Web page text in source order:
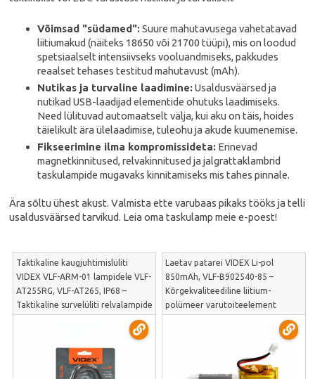
Võimsad "südamed":Suure mahutavusega vahetatavad
liitiumakud (näiteks 18650 või 21700 tüüpi), mis on loodud
spetsiaalselt intensiivseks vooluandmiseks, pakkudes
reaalset tehases testitud mahutavust (mAh).
Nutikas ja turvaline laadimine:Usaldusväärsed ja
nutikad USB-laadijad elementide ohutuks laadimiseks.
Need lülituvad automaatselt välja, kui aku on täis, hoides
täielikult ära ülelaadimise, tuleohu ja akude kuumenemise.
Fikseerimine ilma kompromissideta: Erinevad
magnetkinnitused, relvakinnitused ja jalgrattaklambrid
taskulampide mugavaks kinnitamiseks mis tahes pinnale.
Ära sõltu ühest akust. Valmista ette varubaas pikaks tööks ja telli
usaldusväärsed tarvikud. Leia oma taskulamp meie e-poest!
Taktikaline kaugjuhtimislüliti
VIDEX VLF-ARM-01 lampidele VLF-
AT255RG, VLF-AT265, IP68 –
Taktikaline survelüliti relvalampide
koheseks juhtimiseks | VLF-ARM-01
Laetav patarei VIDEX Li-pol
850mAh, VLF-B902540-85 –
Kõrgekvaliteediline liitium-
polümeer varutoiteelement
sertifitseeritud mahutavusega |